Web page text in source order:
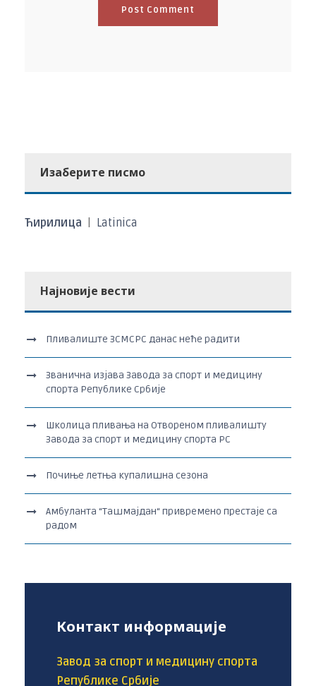
Изаберите писмо
Ћирилица Latinica
Најновије вести
Пливалиште ЗСМСРС данас неће радити
Званична изјава Завода за спорт и медицину
спорта Републике Србије
Школица пливања на Отвореном пливалишту
Завода за спорт и медицину спорта РС
Почиње летња купалишна сезона
Амбуланта “Ташмајдан“ привремено престаје са
радом
Контакт информације
Завод за спорт и медицину спорта
Републике Србије